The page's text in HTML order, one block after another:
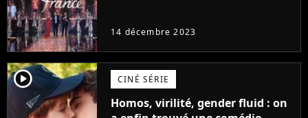
14 décembre 2023
player2 CINÉ SÉRIE
Homos, virilité, gender fluid : on